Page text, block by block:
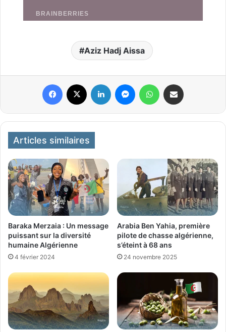
Aziz Hadj Aissa
Articles similaires
Baraka Merzaia : Un message
puissant sur la diversité
humaine Algérienne
4 février 2024
Arabia Ben Yahia, première
pilote de chasse algérienne,
s’éteint à 68 ans
24 novembre 2025